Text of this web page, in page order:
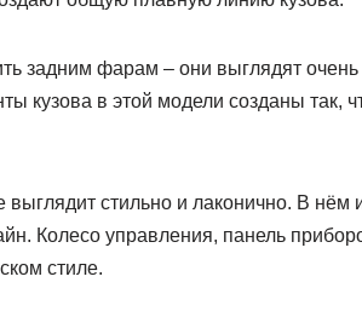
задним фарам – они выглядят
кузова в этой модели созданы так,
стильно и лаконично. В нём
Колесо управления, панель
стиле.